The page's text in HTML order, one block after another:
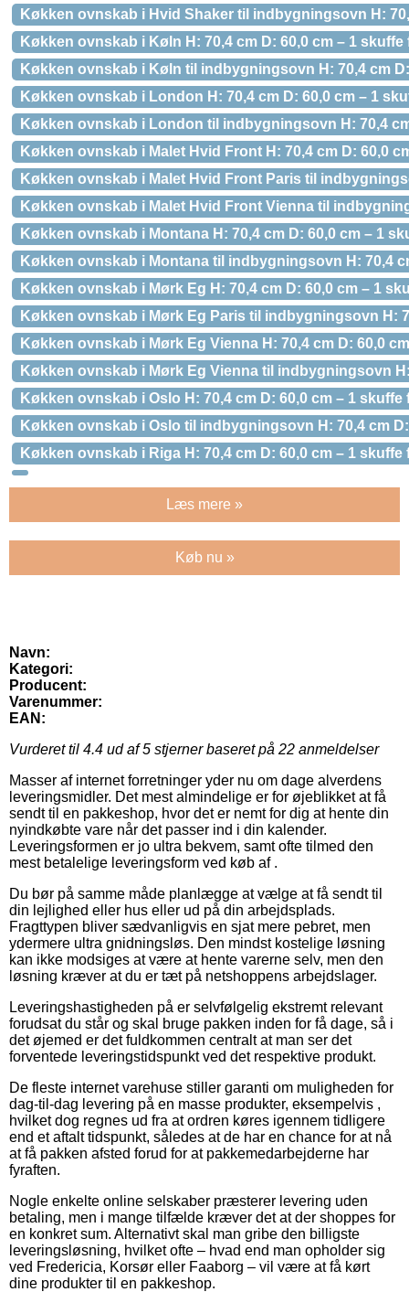
Køkken ovnskab i Hvid Shaker til indbygningsovn H:
Køkken ovnskab i Køln H: 70,4 cm D: 60,0 cm – 1
Køkken ovnskab i Køln til indbygningsovn H: 70,4 cm
Køkken ovnskab i London H: 70,4 cm D: 60,0 cm – 1
Køkken ovnskab i London til indbygningsovn H: 70,4
Køkken ovnskab i Malet Hvid Front H: 70,4 cm D: 60,0
Køkken ovnskab i Malet Hvid Front Paris til
Køkken ovnskab i Malet Hvid Front Vienna til
Køkken ovnskab i Montana H: 70,4 cm D: 60,0 cm – 1
Køkken ovnskab i Montana til indbygningsovn H: 70,4
Køkken ovnskab i Mørk Eg H: 70,4 cm D: 60,0 cm – 1
Køkken ovnskab i Mørk Eg Paris til indbygningsovn H:
Køkken ovnskab i Mørk Eg Vienna H: 70,4 cm D: 60,0
Køkken ovnskab i Mørk Eg Vienna til indbygningsovn
Køkken ovnskab i Oslo H: 70,4 cm D: 60,0 cm – 1
Køkken ovnskab i Oslo til indbygningsovn H: 70,4 cm
Køkken ovnskab i Riga H: 70,4 cm D: 60,0 cm – 1
Læs mere »
Køb nu »
Navn:
Kategori:
Producent:
Varenummer:
EAN:
Vurderet til 4.4 ud af 5 stjerner baseret på 22 anmeldelser
Masser af internet forretninger yder nu om dage alverdens
leveringsmidler. Det mest almindelige er for øjeblikket at få
sendt til en pakkeshop, hvor det er nemt for dig at hente din
nyindkøbte vare når det passer ind i din kalender.
Leveringsformen er jo ultra bekvem, samt ofte tilmed den
mest betalelige leveringsform ved køb af .
Du bør på samme måde planlægge at vælge at få sendt til
din lejlighed eller hus eller ud på din arbejdsplads.
Fragttypen bliver sædvanligvis en sjat mere pebret, men
ydermere ultra gnidningsløs. Den mindst kostelige løsning
kan ikke modsiges at være at hente varerne selv, men den
løsning kræver at du er tæt på netshoppens arbejdslager.
Leveringshastigheden på er selvfølgelig ekstremt relevant
forudsat du står og skal bruge pakken inden for få dage, så i
det øjemed er det fuldkommen centralt at man ser det
forventede leveringstidspunkt ved det respektive produkt.
De fleste internet varehuse stiller garanti om muligheden for
dag-til-dag levering på en masse produkter, eksempelvis ,
hvilket dog regnes ud fra at ordren køres igennem tidligere
end et aftalt tidspunkt, således at de har en chance for at nå
at få pakken afsted forud for at pakkemedarbejderne har
fyraften.
Nogle enkelte online selskaber præsterer levering uden
betaling, men i mange tilfælde kræver det at der shoppes for
en konkret sum. Alternativt skal man gribe den billigste
leveringsløsning, hvilket ofte – hvad end man opholder sig
ved Fredericia, Korsør eller Faaborg – vil være at få kørt
dine produkter til en pakkeshop.